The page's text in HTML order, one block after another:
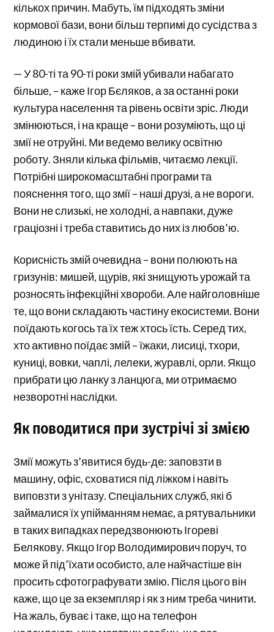
кількох причин. Мабуть, їм підходять зміни
кормової бази, вони більш терпимі до сусідства з
людиною і їх стали меньше вбивати.
— У 80-ті та 90-ті роки змій убивали набагато
більше, – каже Ігор Бєляков, а за останні роки
культура населення та рівень освіти зріс. Люди
змінюються, і на краще – вони розуміють, що ці
змії не отруйні. Ми ведемо велику освітню
роботу. Зняли кілька фільмів, читаємо лекції.
Потрібні широкомасштабні програми та
пояснення того, що змії – наші друзі, а не вороги.
Вони не слизькі, не холодні, а навпаки, дуже
граціозні і треба ставитись до них із любов’ю.
Корисність змій очевидна – вони полюють на
гризунів: мишей, щурів, які знищують урожай та
розносять інфекційні хвороби. Але найголовніше
те, що вони складають частину екосистеми. Вони
поїдають когось та їх теж хтось їсть. Серед тих,
хто активно поїдає змій – їжаки, лисиці, тхори,
куниці, вовки, чаплі, лелеки, журавлі, орли. Якщо
прибрати цю ланку з ланцюга, ми отримаємо
незворотні наслідки.
Як поводитися при зустрічі зі змією
Змії можуть з’явитися будь-де: заповзти в
машину, офіс, сховатися під ліжком і навіть
виповзти з унітазу. Спеціальних служб, які б
займалися їх упійманням немає, а рятувальники
в таких випадках передзвонюють Ігореві
Белякову. Якщо Ігор Володимирович поруч, то
може й під’їхати особисто, але найчастіше він
просить сфотографувати змію. Після цього він
каже, що це за екземпляр і як з ним треба чинити.
На жаль, буває і таке, що на телефон